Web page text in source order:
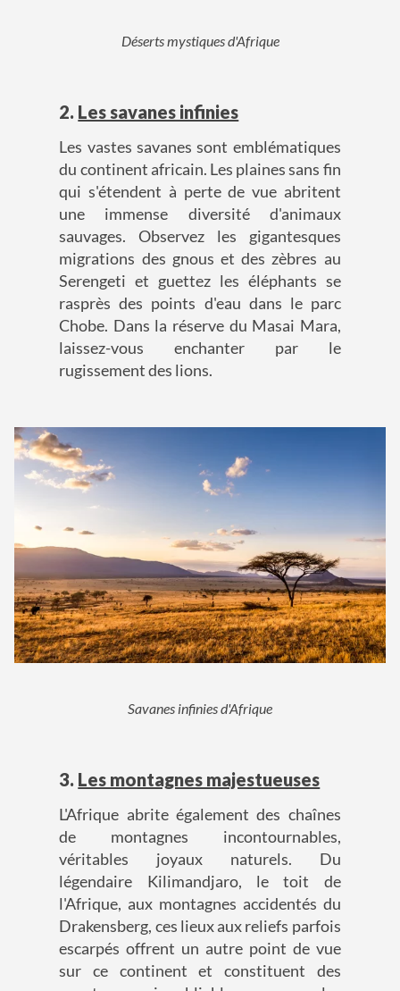
Déserts mystiques d'Afrique
2. Les savanes infinies
Les vastes savanes sont emblématiques
du continent africain. Les plaines sans fin
qui s'étendent à perte de vue abritent
une immense diversité d'animaux
sauvages. Observez les gigantesques
migrations des gnous et des zèbres au
Serengeti et guettez les éléphants se
rasprès des points d'eau dans le parc
Chobe. Dans la réserve du Masai Mara,
laissez-vous enchanter par le
rugissement des lions.
Savanes infinies d'Afrique
3. Les montagnes majestueuses
L'Afrique abrite également des chaînes
de montagnes incontournables,
véritables joyaux naturels. Du
légendaire Kilimandjaro, le toit de
l'Afrique, aux montagnes accidentés du
Drakensberg, ces lieux aux reliefs parfois
escarpés offrent un autre point de vue
sur ce continent et constituent des